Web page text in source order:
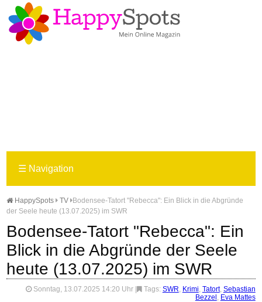
☰ Navigation
HappySpots TV
Bodensee-Tatort "Rebecca": Ein Blick in die Abgründe
der Seele heute (13.07.2025) im SWR
Bodensee-Tatort "Rebecca": Ein
Blick in die Abgründe der Seele
heute (13.07.2025) im SWR
Sonntag, 13.07.2025 14:20 Uhr Tags: SWR, Krimi, Tatort, Sebastian
Bezzel , Eva Mattes